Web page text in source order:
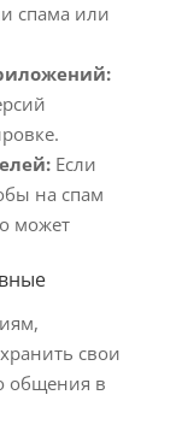
спама или
Если
на спам
может
свои
общения в